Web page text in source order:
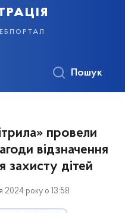
Пошук
провели
відзначення
дітей
2024 року о 13:58